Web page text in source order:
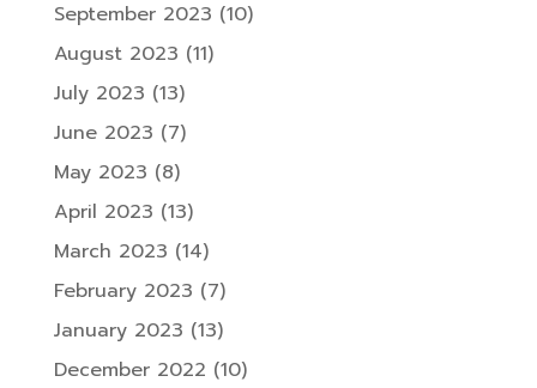
September 2023 (10)
August 2023 (11)
July 2023 (13)
June 2023 (7)
May 2023 (8)
April 2023 (13)
March 2023 (14)
February 2023 (7)
January 2023 (13)
December 2022 (10)